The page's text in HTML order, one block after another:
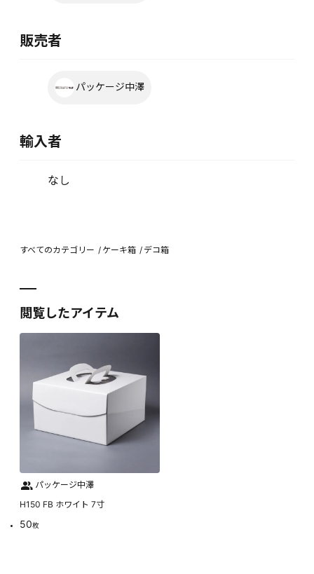
販売者
パッケージ中澤
輸入者
なし
すべてのカテゴリー ケーキ箱 デコ箱
閲覧したアイテム
パッケージ中澤
H150 FB ホワイト 7寸
50枚